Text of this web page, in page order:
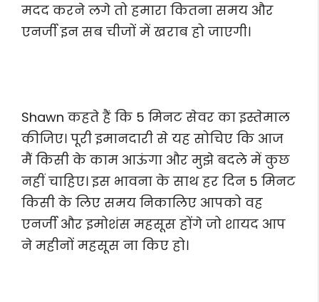
मदद करने लगे तो हमारा कितना समय और
एनर्जी इन सब चीजों में खराब हो जाएगी।
Shawn कहते हैं कि 5 मिनट सेवर का इस्तेमाल
कीजिए। पूरी इमानदारी से यह सोचिए कि आज
मैं किसी के काम आऊंगा और मुझे बदले में कुछ
नहीं चाहिए। इस भावना के साथ हर दिन 5 मिनट
किसी के लिए समय निकालिए आपको वह
एनर्जी और इमोशंस महसूस होंगे जो शायद आप
ने महीनों महसूस ना किए हो।